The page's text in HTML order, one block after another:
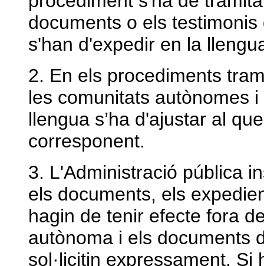
documents o els
s'han d'expedir en la
2. En els procediments
les comunitats autònomes
llengua s’ha d'ajustar al
corresponent.
3. L'Administració pública
els documents, els
hagin de tenir efecte fora
autònoma i els documents
sol·licitin expressament.